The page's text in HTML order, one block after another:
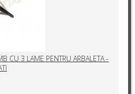
CU 3 LAME PENTRU ARBALETA -